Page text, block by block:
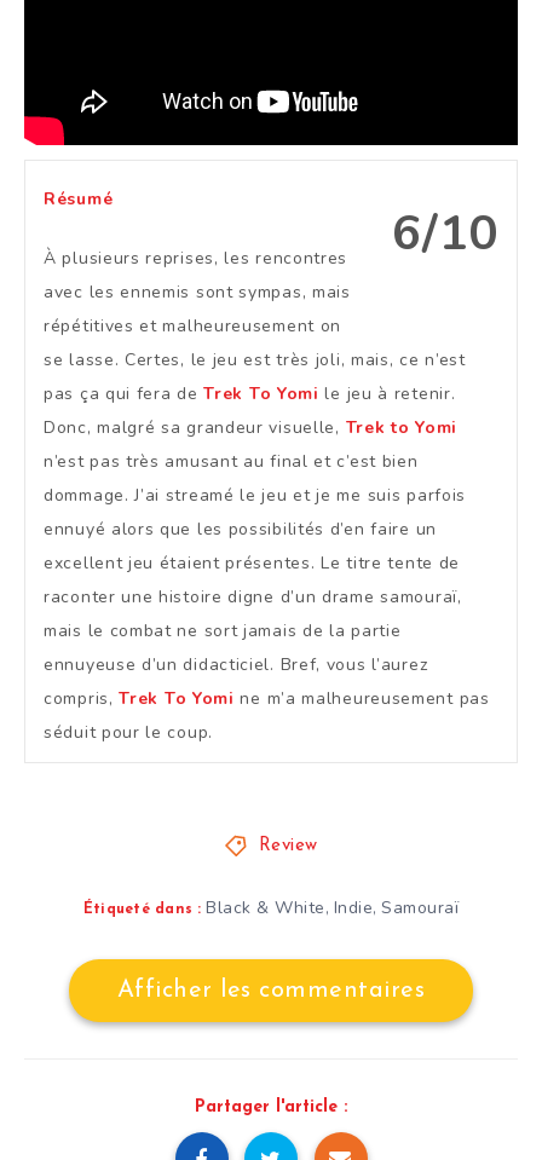
6/10
Résumé
À plusieurs reprises, les rencontres
avec les ennemis sont sympas, mais
répétitives et malheureusement on
se lasse. Certes, le jeu est très joli, mais, ce n’est
pas ça qui fera deTrek To Yomi le jeu à retenir.
Donc, malgré sa grandeur visuelle, Trek to Yomi
n’est pas très amusant au final et c’est bien
dommage. J’ai streamé le jeu et je me suis parfois
ennuyé alors que les possibilités d’en faire un
excellent jeu étaient présentes. Le titre tente de
raconter une histoire digne d’un drame samouraï,
mais le combat ne sort jamais de la partie
ennuyeuse d’un didacticiel. Bref, vous l’aurez
compris,Trek To Yomi ne m’a malheureusement pas
séduit pour le coup.
Review
Étiqueté dans : Black & White, Indie,Samouraï
Afficher les commentaires
Partager l'article :